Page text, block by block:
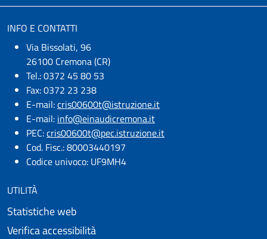
INFO E CONTATTI
Via Bissolati, 96
26100 Cremona (CR)
Tel.: 0372 45 80 53
Fax: 0372 23 238
E-mail:cris00600t@istruzione.it
E-mail:​ info@einaudicremona.it
PEC:cris00600t@pec.istruzione.it
Cod. Fisc.: 80003440197
Codice univoco: UF9MH4
UTILITÀ
Statistiche web
Verifica accessibilità